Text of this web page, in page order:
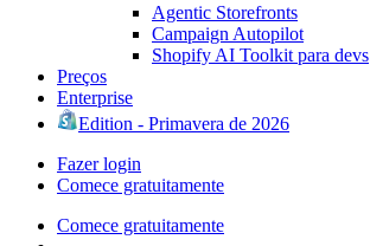
Agentic Storefronts
Campaign Autopilot
Shopify AI Toolkit para devs
Preços
Enterprise
Edition - Primavera de 2026
Fazer login
Comece gratuitamente
Comece gratuitamente